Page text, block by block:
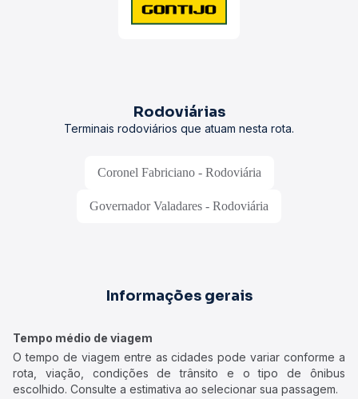
Rodoviárias
Terminais rodoviários que atuam nesta rota.
Coronel Fabriciano - Rodoviária
Governador Valadares - Rodoviária
Informações gerais
Tempo médio de viagem
O tempo de viagem entre as cidades pode variar conforme a
rota, viação, condições de trânsito e o tipo de ônibus
escolhido. Consulte a estimativa ao selecionar sua passagem.